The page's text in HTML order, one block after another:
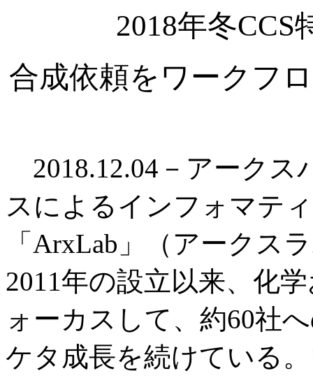
2018年冬
合成依頼をワークフ
2018.12.04－アークス
スによるインフォマテ
「ArxLab」（アークス
2011年の設立以来、化
ォーカスして、約60社
ケタ成長を続けている